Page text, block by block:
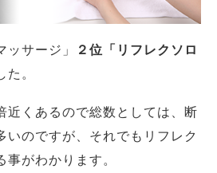
サージ」
２位「リフレクソロ
た。
近くあるので総数としては、断
いのですが、それでもリフレク
事がわかります。